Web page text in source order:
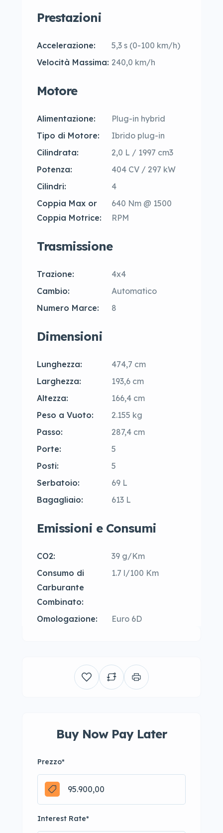
Prestazioni
Accelerazione:
5,3 s (0-100 km/h)
Velocità Massima: 240,0 km/h
Motore
Alimentazione:
Plug-in hybrid
Tipo di Motore:
Ibrido plug-in
Cilindrata:
2,0 L / 1997 cm3
Potenza:
404 CV / 297 kW
Cilindri:
4
Coppia Max or
Coppia Motrice:
640 Nm @ 1500
RPM
Trasmissione
Trazione:
4x4
Cambio:
Automatico
Numero Marce:
8
Dimensioni
Lunghezza:
474,7 cm
Larghezza:
193,6 cm
Altezza:
166,4 cm
Peso a Vuoto:
2.155 kg
Passo:
287,4 cm
Porte:
5
Posti:
5
Serbatoio:
69 L
Bagagliaio:
613 L
Emissioni e Consumi
CO2:
39 g/Km
Consumo di
Carburante
Combinato:
1.7 l/100 Km
Omologazione: Euro 6D
Buy Now Pay Later
Prezzo*
Interest Rate*